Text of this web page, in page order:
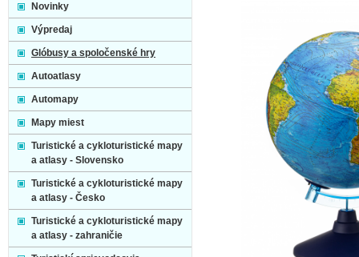
Novinky
Výpredaj
Glóbusy a spoločenské hry
Autoatlasy
Automapy
Mapy miest
Turistické a cykloturistické mapy
a atlasy - Slovensko
Turistické a cykloturistické mapy
a atlasy - Česko
Turistické a cykloturistické mapy
a atlasy - zahraničie